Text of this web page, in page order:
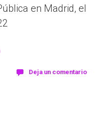
en Madrid, el
Deja un comentario